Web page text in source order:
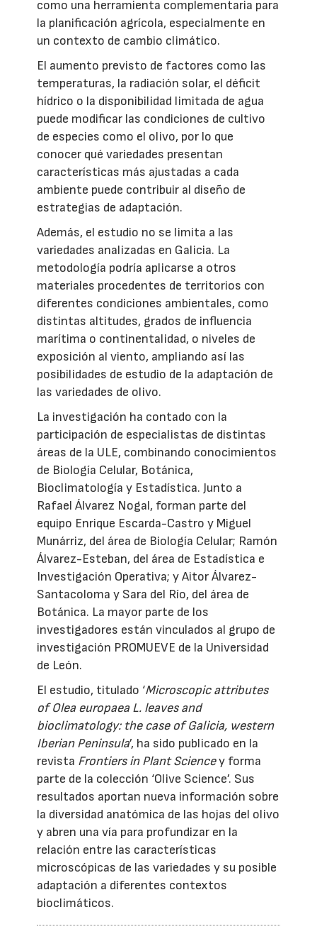
como una herramienta complementaria para
la planificación agrícola, especialmente en
un contexto de cambio climático.
El aumento previsto de factores como las
temperaturas, la radiación solar, el déficit
hídrico o la disponibilidad limitada de agua
puede modificar las condiciones de cultivo
de especies como el olivo, por lo que
conocer qué variedades presentan
características más ajustadas a cada
ambiente puede contribuir al diseño de
estrategias de adaptación.
Además, el estudio no se limita a las
variedades analizadas en Galicia. La
metodología podría aplicarse a otros
materiales procedentes de territorios con
diferentes condiciones ambientales, como
distintas altitudes, grados de influencia
marítima o continentalidad, o niveles de
exposición al viento, ampliando así las
posibilidades de estudio de la adaptación de
las variedades de olivo.
La investigación ha contado con la
participación de especialistas de distintas
áreas de la ULE, combinando conocimientos
de Biología Celular, Botánica,
Bioclimatología y Estadística. Junto a
Rafael Álvarez Nogal, forman parte del
equipo Enrique Escarda-Castro y Miguel
Munárriz, del área de Biología Celular; Ramón
Álvarez-Esteban, del área de Estadística e
Investigación Operativa; y Aitor Álvarez-
Santacoloma y Sara del Río, del área de
Botánica. La mayor parte de los
investigadores están vinculados al grupo de
investigación PROMUEVE de la Universidad
de León.
El estudio, titulado ‘Microscopic attributes
of Olea europaea L. leaves and
bioclimatology: the case of Galicia, western
Iberian Peninsula’, ha sido publicado en la
revista Frontiers in Plant Sciencey forma
parte de la colección ‘Olive Science’. Sus
resultados aportan nueva información sobre
la diversidad anatómica de las hojas del olivo
y abren una vía para profundizar en la
relación entre las características
microscópicas de las variedades y su posible
adaptación a diferentes contextos
bioclimáticos.